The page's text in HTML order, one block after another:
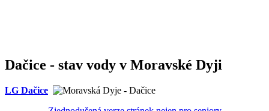
Dačice - stav vody v Moravské Dyji
LG Dačice